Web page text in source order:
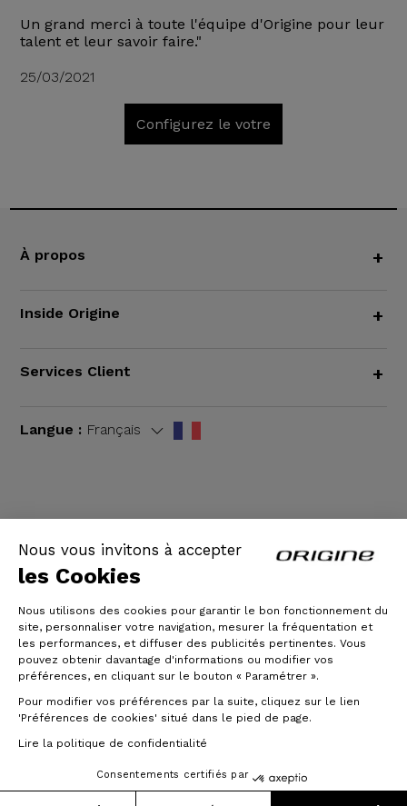
Nous vous invitons à accepter
les Cookies
Nous utilisons des cookies pour garantir le bon fonctionnement du
site, personnaliser votre navigation, mesurer la fréquentation et
les performances, et diffuser des publicités pertinentes. Vous
pouvez obtenir davantage d'informations ou modifier vos
préférences, en cliquant sur le bouton « Paramétrer ».
Pour modifier vos préférences par la suite, cliquez sur le lien
'Préférences de cookies' situé dans le pied de page.
Lire la politique de confidentialité
Consentements certifiés par
Un grand merci à toute l'équipe d'Origine pour leur
talent et leur savoir faire."
25/03/2021
Configurez le votre
À propos +
Inside Origine +
Services Client +
Langue : Français
© Origine Cycles